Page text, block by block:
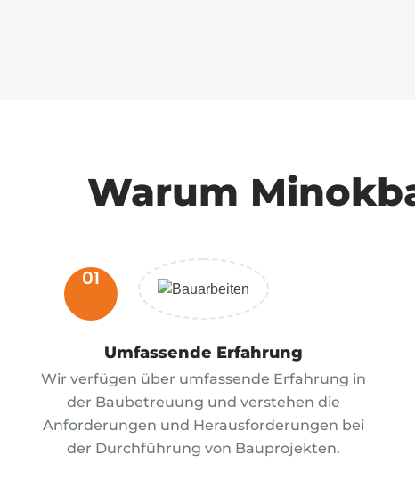
Warum
01
Umfassende Erfahrung
Wir verfügen über umfassende Erfahrung in
der Baubetreuung und verstehen die
Anforderungen und Herausforderungen bei
der Durchführung von Bauprojekten.